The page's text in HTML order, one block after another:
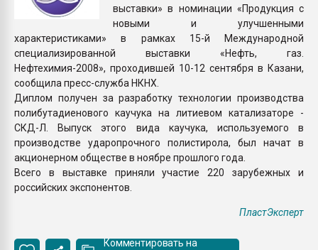
выставки» в номинации «Продукция с
новыми и улучшенными
характеристиками» в рамках 15-й Международной
специализированной выставки «Нефть, газ.
Нефтехимия-2008», проходившей 10-12 сентября в Казани,
сообщила пресс-служба НКНХ.
Диплом получен за разработку технологии производства
полибутадиенового каучука на литиевом катализаторе -
СКД-Л. Выпуск этого вида каучука, используемого в
производстве ударопрочного полистирола, был начат в
акционерном обществе в ноябре прошлого года.
Всего в выставке приняли участие 220 зарубежных и
российских экспонентов.
ПластЭксперт
Комментировать на